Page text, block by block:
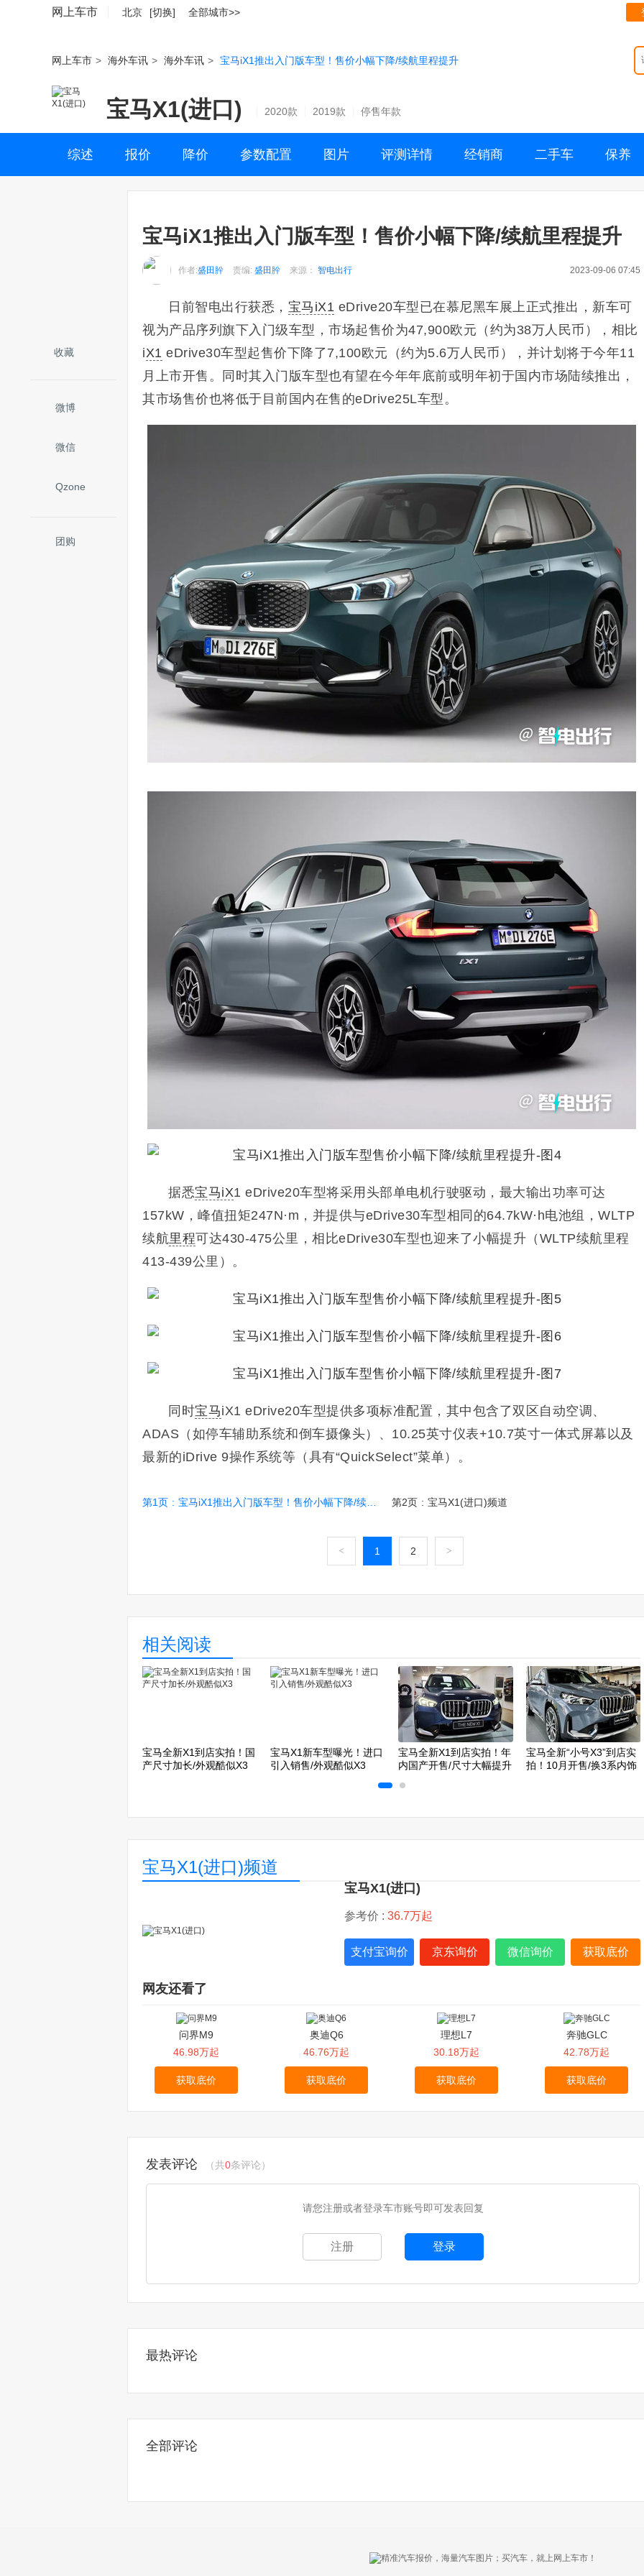
网上车市 北京 [切换] 全部城市>>
网上车市 > 海外车讯 > 海外车讯 > 宝马iX1推出入门版车型！售价小幅下降/续航里程提升
宝马X1(进口) 2020款 2019款 停售年款
综述 报价 降价 参数配置 图片 评测详情 经销商 二手车 保养
收藏
微博
微信
Qzone
团购
宝马iX1推出入门版车型！售价小幅下降/续航里程提升
作者:盛田肸 责编: 盛田肸 来源： 智电出行 2023-09-06 07:45
日前智电出行获悉， 宝马iX1 eDrive20车型已在慕尼黑车展上正式推出，新车可
视为产品序列旗下入门级车型，市场起售价为47,900欧元（约为38万人民币），相比
iX1 eDrive30车型起售价下降了7,100欧元（约为5.6万人民币），并计划将于今年11
月上市开售。同时其入门版车型也有望在今年年底前或明年初于国内市场陆续推出，
其市场售价也将低于目前国内在售的eDrive25L车型。
据悉宝马iX1 eDrive20车型将采用头部单电机行驶驱动，最大输出功率可达
157kW，峰值扭矩247N·m，并提供与eDrive30车型相同的64.7kW·h电池组，WLTP
续航里程可达430-475公里，相比eDrive30车型也迎来了小幅提升（WLTP续航里程
413-439公里）。
同时宝马iX1 eDrive20车型提供多项标准配置，其中包含了双区自动空调、
ADAS（如停车辅助系统和倒车摄像头）、10.25英寸仪表+10.7英寸一体式屏幕以及
最新的iDrive 9操作系统等（具有“QuickSelect”菜单）。
第1页 : 宝马iX1推出入门版车型！售价小幅下降/续航里程提升 第2页 : 宝马X1(进口)频道
< 1 2 >
相关阅读
宝马全新X1到店实拍！国
产尺寸加长/外观酷似X3
宝马X1新车型曝光！进口
引入销售/外观酷似X3
宝马全新X1到店实拍！年
内国产开售/尺寸大幅提升
宝马全新“小号X3”到店实
拍！10月开售/换3系内饰
宝马X1(进口)频道
宝马X1(进口)
参考价 : 36.7万起
支付宝询价 京东询价 微信询价 获取底价
网友还看了
问界M9
46.98万起
获取底价
奥迪Q6
46.76万起
获取底价
理想L7
30.18万起
获取底价
奔驰GLC
42.78万起
获取底价
发表评论 （共0条评论）
请您注册或者登录车市账号即可发表回复
注册 登录
最热评论
全部评论